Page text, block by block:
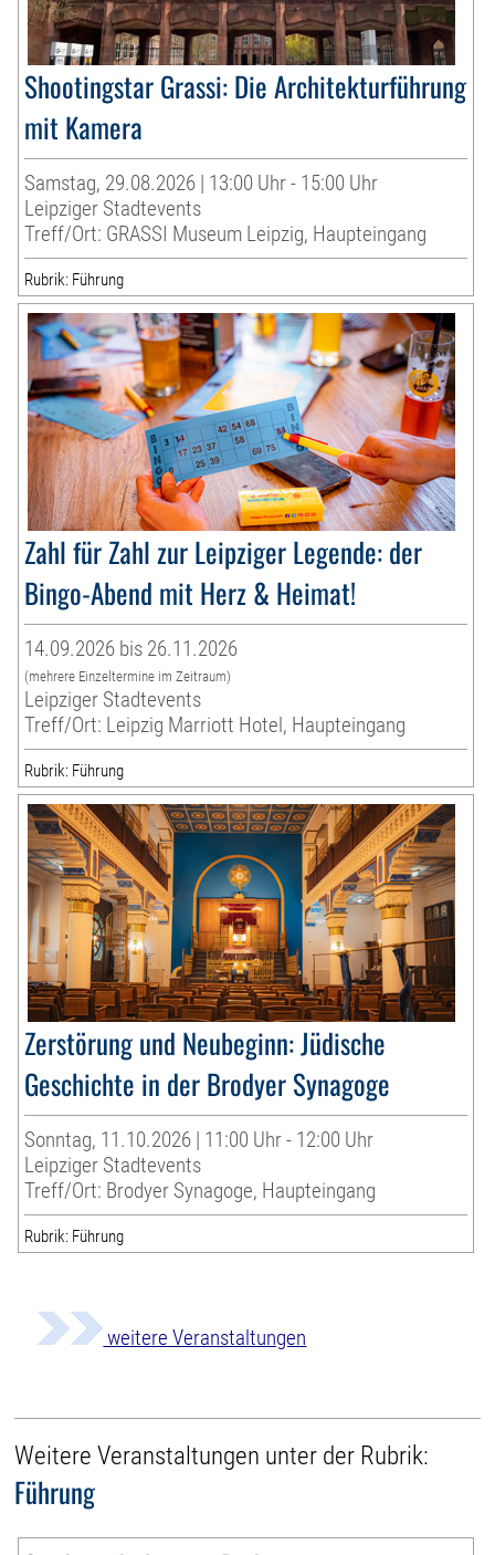
Shootingstar Grassi: Die Architekturführung
mit Kamera
Samstag, 29.08.2026 | 13:00 Uhr - 15:00 Uhr
Leipziger Stadtevents
Treff/Ort: GRASSI Museum Leipzig, Haupteingang
Rubrik: Führung
Zahl für Zahl zur Leipziger Legende: der
Bingo-Abend mit Herz & Heimat!
14.09.2026 bis 26.11.2026
(mehrere Einzeltermine im Zeitraum)
Leipziger Stadtevents
Treff/Ort: Leipzig Marriott Hotel, Haupteingang
Rubrik: Führung
Zerstörung und Neubeginn: Jüdische
Geschichte in der Brodyer Synagoge
Sonntag, 11.10.2026 | 11:00 Uhr - 12:00 Uhr
Leipziger Stadtevents
Treff/Ort: Brodyer Synagoge, Haupteingang
Rubrik: Führung
weitere Veranstaltungen
Weitere Veranstaltungen unter der Rubrik:
Führung